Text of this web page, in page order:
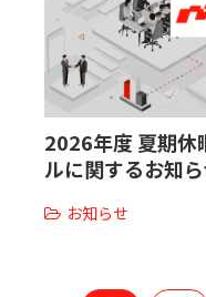
2026年度 夏期休
ルに関するお知
お知らせ